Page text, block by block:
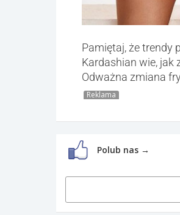
Pamiętaj, że trendy
Kardashian wie, jak
Odważna zmiana
Reklama
Polub nas →